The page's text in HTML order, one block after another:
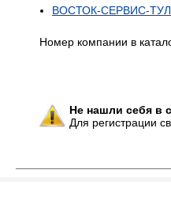
ВОСТОК-СЕРВИС-
Номер компании в
Не нашли себя в
Для регистрации